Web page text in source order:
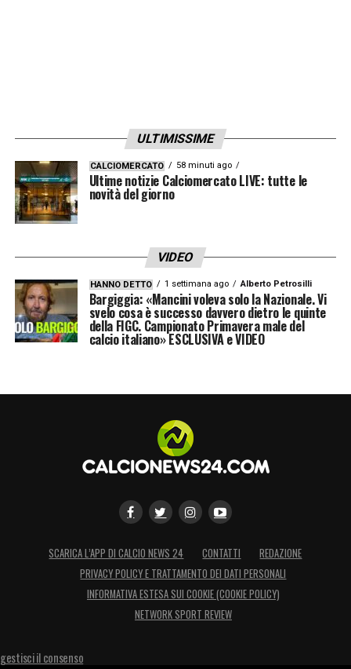
ULTIMISSIME
CALCIOMERCATO 58 minuti ago
Ultime notizie Calciomercato LIVE: tutte le
novità del giorno
VIDEO
HANNO DETTO 1 settimana ago Alberto Petrosilli
Bargiggia: «Mancini voleva solo la Nazionale. Vi
svelo cosa è successo davvero dietro le quinte
della FIGC. Campionato Primavera male del
calcio italiano» ESCLUSIVA e VIDEO
SCARICA L’APP DI CALCIO NEWS 24 CONTATTI
REDAZIONE
PRIVACY POLICY E TRATTAMENTO DEI DATI PERSONALI
INFORMATIVA ESTESA SUI COOKIE (COOKIE POLICY)
NETWORK SPORT REVIEW
gestisci il consenso